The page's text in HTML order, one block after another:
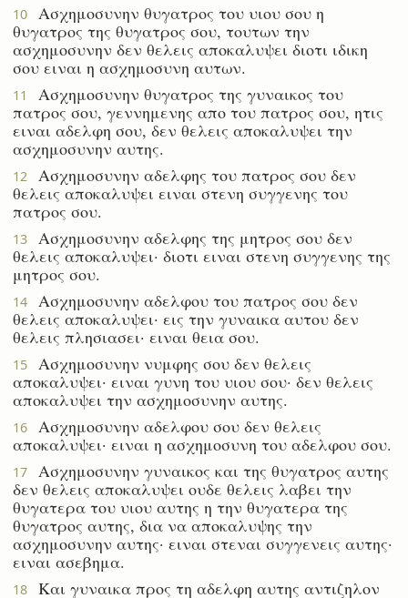
10
Ασχημοσυνην θυγατρος του υιου σου η
θυγατρος της θυγατρος σου, τουτων την
ασχημοσυνην δεν θελεις αποκαλυψει διοτι ιδικη
σου ειναι η ασχημοσυνη αυτων.
11
Ασχημοσυνην θυγατρος της γυναικος του
πατρος σου, γεννημενης απο του πατρος σου, ητις
ειναι αδελφη σου, δεν θελεις αποκαλυψει την
ασχημοσυνην αυτης.
12
Ασχημοσυνην αδελφης του πατρος σου δεν
θελεις αποκαλυψει ειναι στενη συγγενης του
πατρος σου.
13
Ασχημοσυνην αδελφης της μητρος σου δεν
θελεις αποκαλυψει· διοτι ειναι στενη συγγενης της
μητρος σου.
14
Ασχημοσυνην αδελφου του πατρος σου δεν
θελεις αποκαλυψει· εις την γυναικα αυτου δεν
θελεις πλησιασει· ειναι θεια σου.
15
Ασχημοσυνην νυμφης σου δεν θελεις
αποκαλυψει· ειναι γυνη του υιου σου· δεν θελεις
αποκαλυψει την ασχημοσυνην αυτης.
16
Ασχημοσυνην αδελφου σου δεν θελεις
αποκαλυψει· ειναι η ασχημοσυνη του αδελφου σου.
17
Ασχημοσυνην γυναικος και της θυγατρος αυτης
δεν θελεις αποκαλυψει ουδε θελεις λαβει την
θυγατερα του υιου αυτης η την θυγατερα της
θυγατρος αυτης, δια να αποκαλυψης την
ασχημοσυνην αυτης· ειναι στεναι συγγενεις αυτης·
ειναι ασεβημα.
18
Και γυναικα προς τη αδελφη αυτης αντιζηλον